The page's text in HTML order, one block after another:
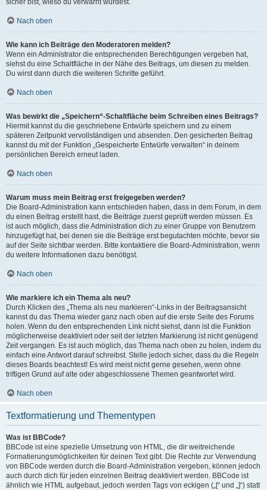
sicher bist, wieso du verwarnt wurdest.
Nach oben
Wie kann ich Beiträge den Moderatoren melden?
Wenn ein Administrator die entsprechenden Berechtigungen vergeben hat,
siehst du eine Schaltfläche in der Nähe des Beitrags, um diesen zu melden.
Du wirst dann durch die weiteren Schritte geführt.
Nach oben
Was bewirkt die „Speichern“-Schaltfläche beim Schreiben eines Beitrags?
Hiermit kannst du die geschriebene Entwürfe speichern und zu einem
späteren Zeitpunkt vervollständigen und absenden. Den gesicherten Beitrag
kannst du mit der Funktion „Gespeicherte Entwürfe verwalten“ in deinem
persönlichen Bereich erneut laden.
Nach oben
Warum muss mein Beitrag erst freigegeben werden?
Die Board-Administration kann entschieden haben, dass in dem Forum, in dem
du einen Beitrag erstellt hast, die Beiträge zuerst geprüft werden müssen. Es
ist auch möglich, dass die Administration dich zu einer Gruppe von Benutzern
hinzugefügt hat, bei denen sie die Beiträge erst begutachten möchte, bevor sie
auf der Seite sichtbar werden. Bitte kontaktiere die Board-Administration, wenn
du weitere Informationen dazu benötigst.
Nach oben
Wie markiere ich ein Thema als neu?
Durch Klicken des „Thema als neu markieren“-Links in der Beitragsansicht
kannst du das Thema wieder ganz nach oben auf die erste Seite des Forums
holen. Wenn du den entsprechenden Link nicht siehst, dann ist die Funktion
möglicherweise deaktiviert oder seit der letzten Markierung ist nicht genügend
Zeit vergangen. Es ist auch möglich, das Thema nach oben zu holen, indem du
einfach eine Antwort darauf schreibst. Stelle jedoch sicher, dass du die Regeln
dieses Boards beachtest! Es wird meist nicht gerne gesehen, wenn ohne
triftigen Grund auf alte oder abgeschlossene Themen geantwortet wird.
Nach oben
Textformatierung und Thementypen
Was ist BBCode?
BBCode ist eine spezielle Umsetzung von HTML, die dir weitreichende
Formatierungsmöglichkeiten für deinen Text gibt. Die Rechte zur Verwendung
von BBCode werden durch die Board-Administration vergeben, können jedoch
auch durch dich für jeden einzelnen Beitrag deaktiviert werden. BBCode ist
ähnlich wie HTML aufgebaut, jedoch werden Tags von eckigen („[“ und „]“) statt